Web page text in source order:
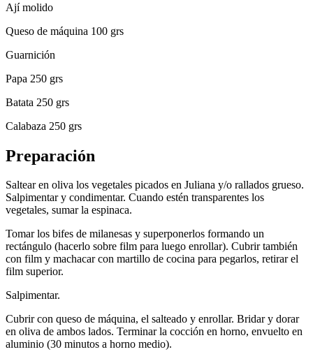
Ají molido
Queso de máquina 100 grs
Guarnición
Papa 250 grs
Batata 250 grs
Calabaza 250 grs
Preparación
Saltear en oliva los vegetales picados en Juliana y/o rallados grueso.
Salpimentar y condimentar. Cuando estén transparentes los
vegetales, sumar la espinaca.
Tomar los bifes de milanesas y superponerlos formando un
rectángulo (hacerlo sobre film para luego enrollar). Cubrir también
con film y machacar con martillo de cocina para pegarlos, retirar el
film superior.
Salpimentar.
Cubrir con queso de máquina, el salteado y enrollar. Bridar y dorar
en oliva de ambos lados. Terminar la cocción en horno, envuelto en
aluminio (30 minutos a horno medio).